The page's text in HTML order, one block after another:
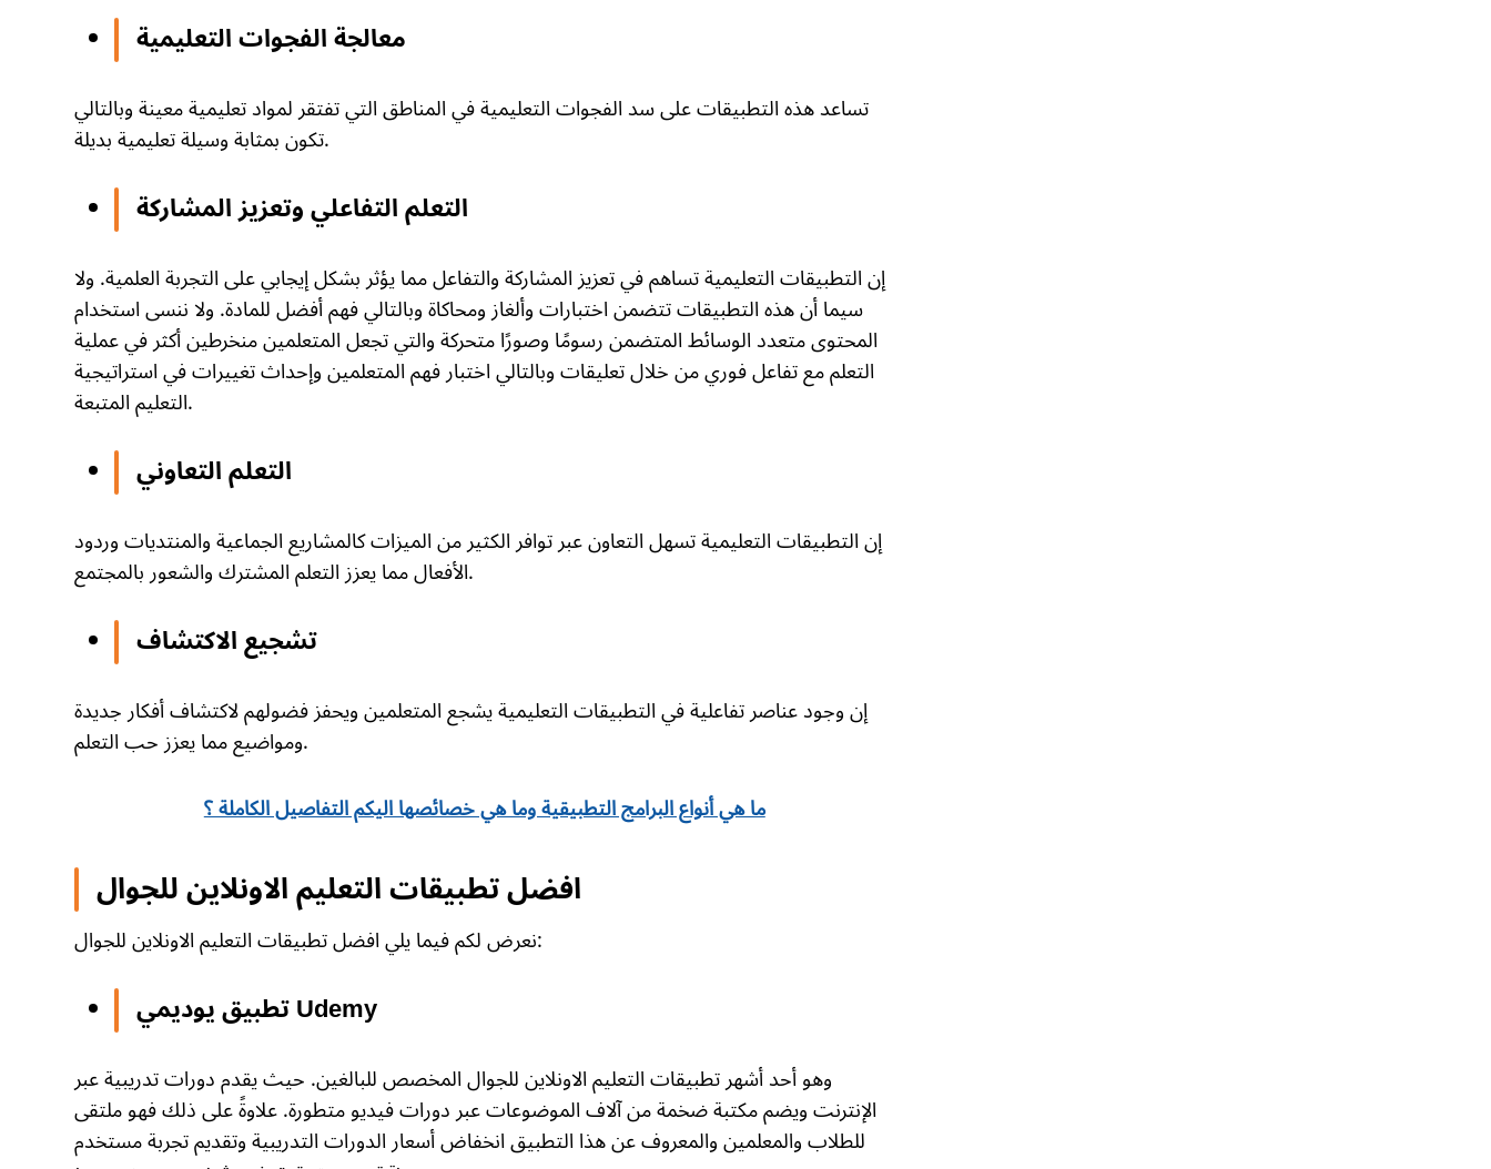
معالجة الفجوات التعليمية
تساعد هذه التطبيقات على سد الفجوات التعليمية في المناطق التي تفتقر لمواد تعليمية معينة وبالتالي
تكون بمثابة وسيلة تعليمية بديلة.
التعلم التفاعلي وتعزيز المشاركة
إن التطبيقات التعليمية تساهم في تعزيز المشاركة والتفاعل مما يؤثر بشكل إيجابي على التجربة العلمية. ولا
سيما أن هذه التطبيقات تتضمن اختبارات وألغاز ومحاكاة وبالتالي فهم أفضل للمادة. ولا ننسى استخدام
المحتوى متعدد الوسائط المتضمن رسومًا وصورًا متحركة والتي تجعل المتعلمين منخرطين أكثر في عملية
التعلم مع تفاعل فوري من خلال تعليقات وبالتالي اختبار فهم المتعلمين وإحداث تغييرات في استراتيجية
التعليم المتبعة.
التعلم التعاوني
إن التطبيقات التعليمية تسهل التعاون عبر توافر الكثير من الميزات كالمشاريع الجماعية والمنتديات وردود
الأفعال مما يعزز التعلم المشترك والشعور بالمجتمع.
تشجيع الاكتشاف
إن وجود عناصر تفاعلية في التطبيقات التعليمية يشجع المتعلمين ويحفز فضولهم لاكتشاف أفكار جديدة
ومواضيع مما يعزز حب التعلم.
ما هي أنواع البرامج التطبيقية وما هي خصائصها اليكم التفاصيل الكاملة ؟
افضل تطبيقات التعليم الاونلاين للجوال
نعرض لكم فيما يلي افضل تطبيقات التعليم الاونلاين للجوال:
تطبيق يوديمي Udemy
وهو أحد أشهر تطبيقات التعليم الاونلاين للجوال المخصص للبالغين. حيث يقدم دورات تدريبية عبر
الإنترنت ويضم مكتبة ضخمة من آلاف الموضوعات عبر دورات فيديو متطورة. علاوةً على ذلك فهو ملتقى
للطلاب والمعلمين والمعروف عن هذا التطبيق انخفاض أسعار الدورات التدريبية وتقديم تجربة مستخدم